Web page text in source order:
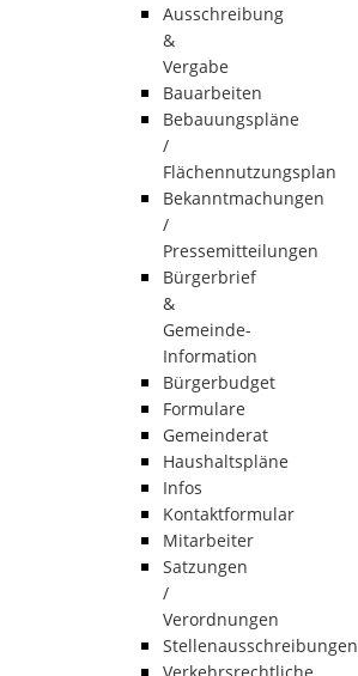
Ausschreibung
&
Vergabe
Bauarbeiten
Bebauungspläne
/
Flächennutzungsplan
Bekanntmachungen
/
Pressemitteilungen
Bürgerbrief
&
Gemeinde-
Information
Bürgerbudget
Formulare
Gemeinderat
Haushaltspläne
Infos
Kontaktformular
Mitarbeiter
Satzungen
/
Verordnungen
Stellenausschreibungen
Verkehrsrechtliche